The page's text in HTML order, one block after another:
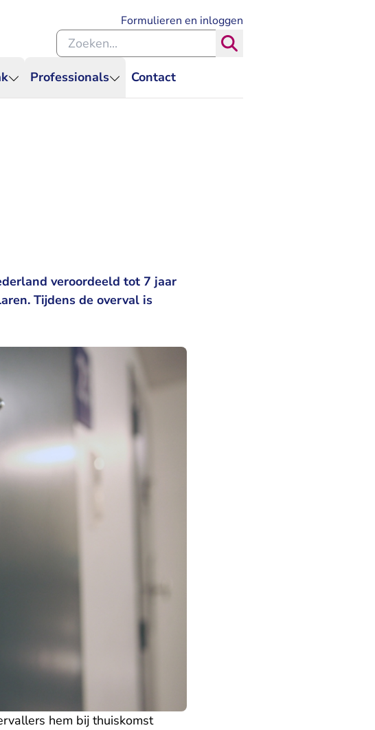
Professionals Contact
Formulieren en inloggen
Zoeken binnen de Rechtspraak
veroordeeld tot 7 jaar
Tijdens de overval is
hem bij thuiskomst